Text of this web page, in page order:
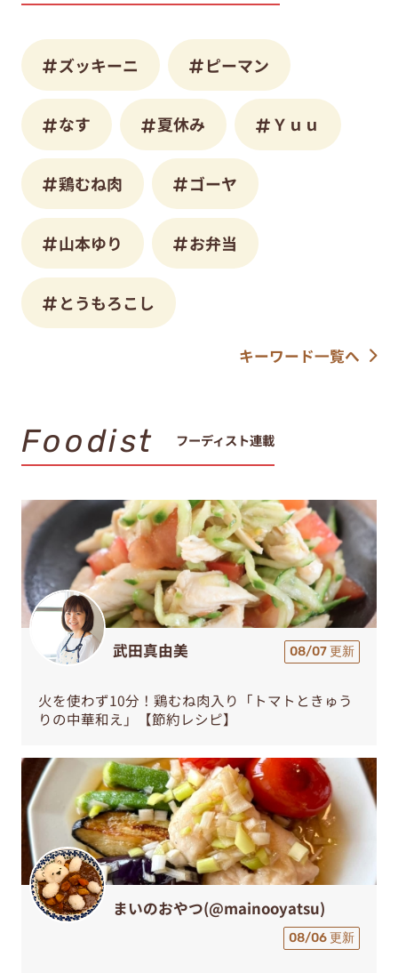
ズッキーニ ピーマン
なす 夏休み Ｙｕｕ
鶏むね肉 ゴーヤ
山本ゆり お弁当
とうもろこし
キーワード一覧へ
Foodist フーディスト連載
武田真由美 08/07 更新
火を使わず10分！鶏むね肉入り「トマトときゅう
りの中華和え」【節約レシピ】
まいのおやつ(@mainooyatsu)
08/06 更新